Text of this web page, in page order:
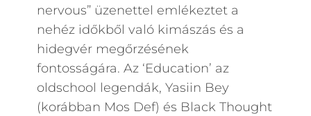
nervous” üzenettel emlékeztet a
nehéz időkből való kimászás és a
hidegvér megőrzésének
fontosságára. Az ‘Education’ az
oldschool legendák, Yasiin Bey
(korábban Mos Def) és Black Thought